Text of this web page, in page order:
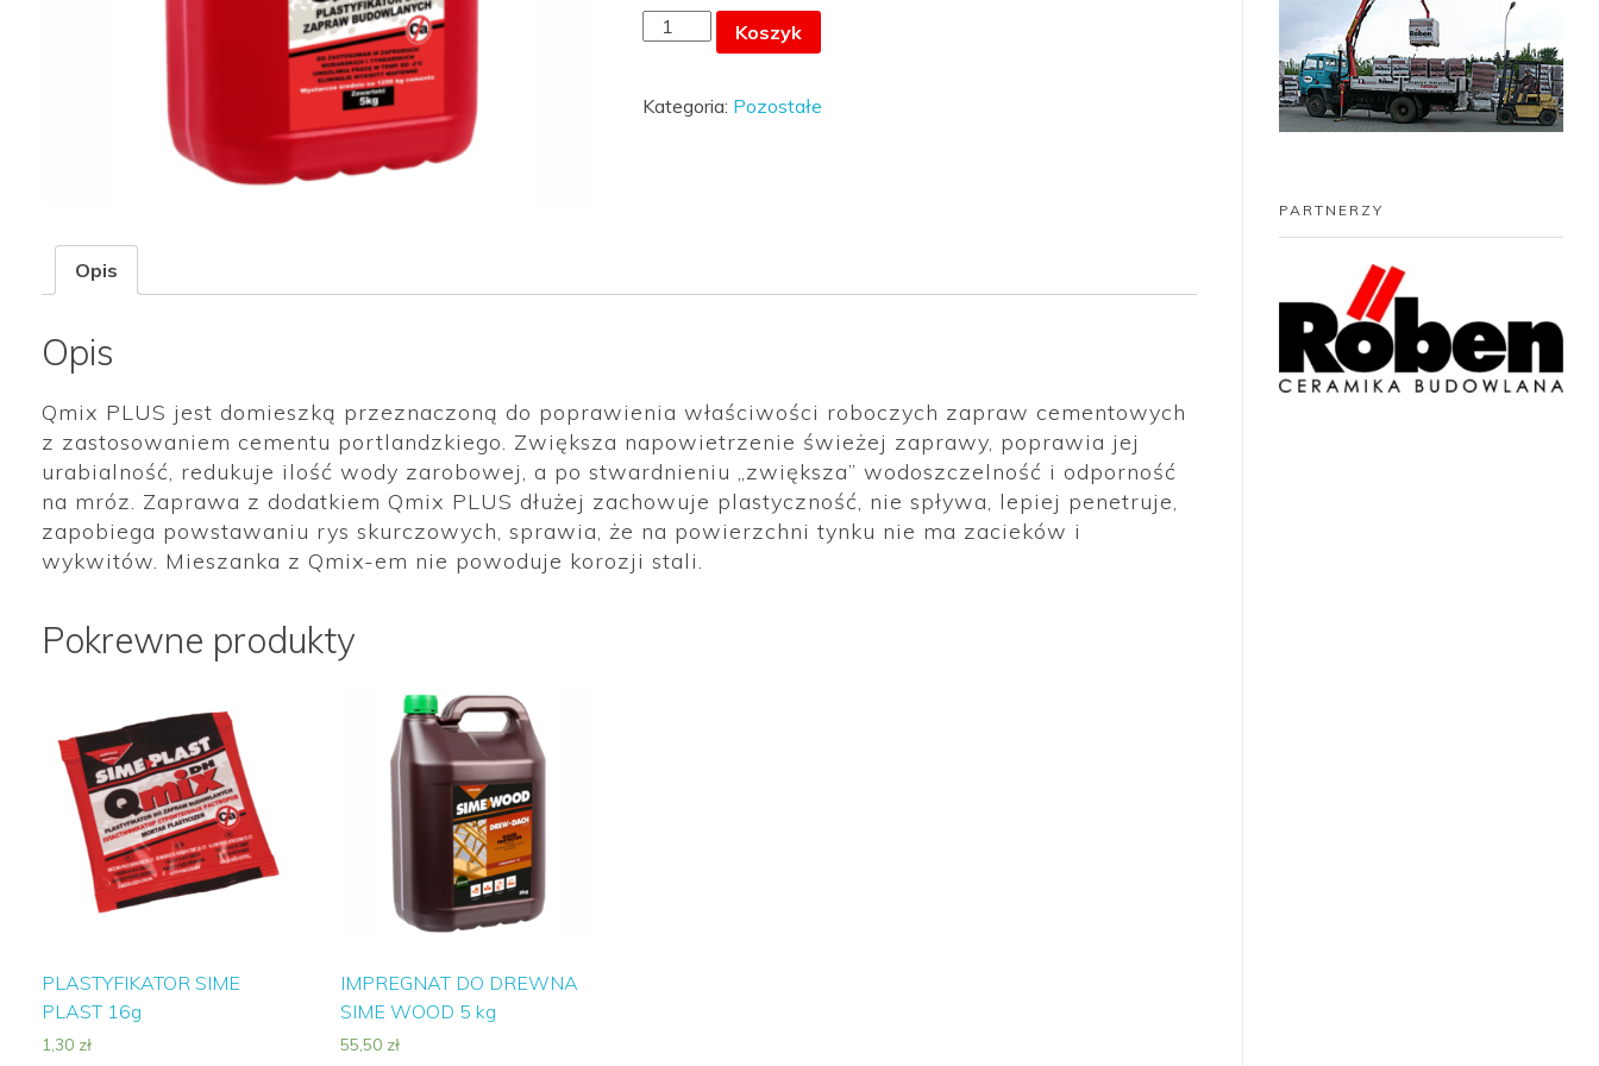
ilość
PLASTYFIKATOR
PLAST
Koszyk
Kategoria: Pozostałe
Opis
Opis
Qmix PLUS jest domieszką przeznaczoną do poprawienia właściwości roboczych zapraw cementowych
z zastosowaniem cementu portlandzkiego. Zwiększa napowietrzenie świeżej zaprawy, poprawia jej
urabialność, redukuje ilość wody zarobowej, a po stwardnieniu „zwiększa” wodoszczelność i odporność
na mróz. Zaprawa z dodatkiem Qmix PLUS dłużej zachowuje plastyczność, nie spływa, lepiej penetruje,
zapobiega powstawaniu rys skurczowych, sprawia, że na powierzchni tynku nie ma zacieków i
wykwitów. Mieszanka z Qmix-em nie powoduje korozji stali.
Pokrewne produkty
PLASTYFIKATOR SIME
PLAST 16g
1,30 zł
IMPREGNAT DO DREWNA
SIME WOOD 5 kg
55,50 zł
PARTNERZY